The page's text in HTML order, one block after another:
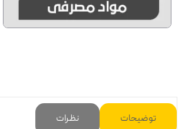
توضیحات نظرات